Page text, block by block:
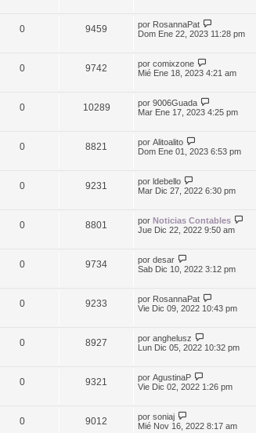
0 9459 por RosannaPat
Dom Ene 22, 2023 11:28 pm
0 9742 por comixzone
Mié Ene 18, 2023 4:21 am
0 10289 por 9006Guada
Mar Ene 17, 2023 4:25 pm
0 8821 por Alitoalito
Dom Ene 01, 2023 6:53 pm
0 9231 por ldebello
Mar Dic 27, 2022 6:30 pm
0 8801 por Noticias Contables
Jue Dic 22, 2022 9:50 am
0 9734 por desar
Sab Dic 10, 2022 3:12 pm
0 9233 por RosannaPat
Vie Dic 09, 2022 10:43 pm
0 8927 por anghelusz
Lun Dic 05, 2022 10:32 pm
0 9321 por AgustinaP
Vie Dic 02, 2022 1:26 pm
0 9012 por soniaj
Mié Nov 16, 2022 8:17 am